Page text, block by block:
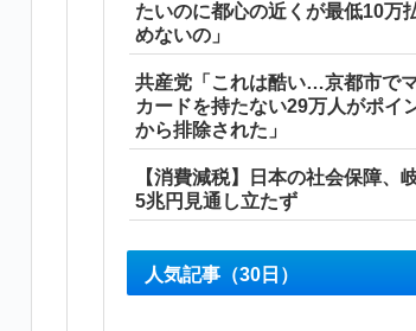
たいのに都心の近くが最低10万
めないの」
共産党「これは酷い…京都市で
カードを持たない29万人がポイ
から排除された」
【消費減税】日本の社会保障
5兆円見通し立たず
人気記事（30日）